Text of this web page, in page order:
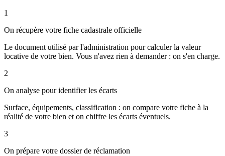
1
On récupère votre fiche cadastrale officielle
Le document utilisé par l'administration pour calculer la valeur
locative de votre bien. Vous n'avez rien à demander : on s'en charge.
2
On analyse pour identifier les écarts
Surface, équipements, classification : on compare votre fiche à la
réalité de votre bien et on chiffre les écarts éventuels.
3
On prépare votre dossier de réclamation